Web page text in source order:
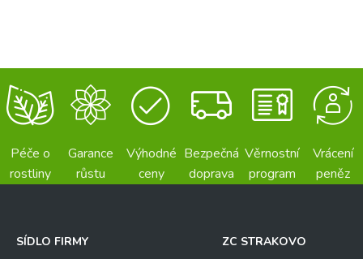
Péče o
rostliny
Garance
růstu
Výhodné
ceny
Bezpečná
doprava
Věrnostní
program
Vrácení
peněz
SÍDLO FIRMY
ZC STRAKOVO